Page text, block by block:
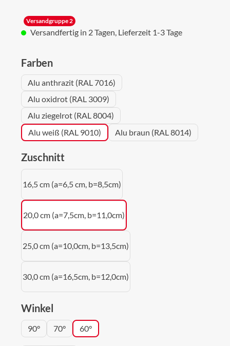
Versandgruppe 2
Versandfertig in 2 Tagen, Lieferzeit 1-3 Tage
Farbenauswählen
Alu anthrazit (RAL 7016)
Alu oxidrot (RAL 3009)
Alu ziegelrot (RAL 8004)
Alu weiß (RAL 9010)
Alu braun (RAL 8014)
Zuschnitt
16,5 cm (a=6,5 cm, b=8,5cm)
20,0 cm (a=7,5cm, b=11,0cm)
25,0 cm (a=10,0cm, b=13,5cm)
30,0 cm (a=16,5cm, b=12,0cm)
Winkel
90° 70° 60°